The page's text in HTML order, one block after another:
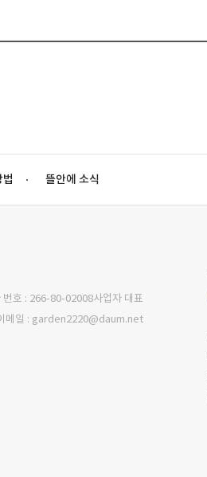
법 뜰안에 소식
번호 : 266-80-02008사업자 대표
메일 : garden2220@daum.net